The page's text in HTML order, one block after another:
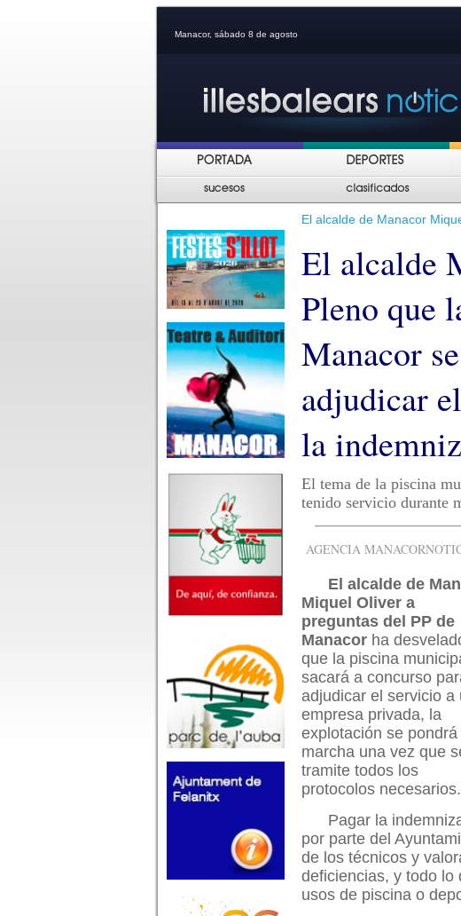
Manacor, sábado 8 de agosto
El alcalde de Manacor
El alcalde
Pleno que
Manacor
adjudicar
la
El tema de la piscina
tenido servicio durante
AGENCIA
El alcalde de
Miquel Oliver a
preguntas del PP de
Manacor ha
que la piscina
sacará a concurso
adjudicar el servicio a
empresa privada, la
explotación se pondrá
marcha una vez que
tramite todos los
protocolos necesarios.
Pagar la
por parte del
de los técnicos y
deficiencias, y todo lo
usos de piscina o